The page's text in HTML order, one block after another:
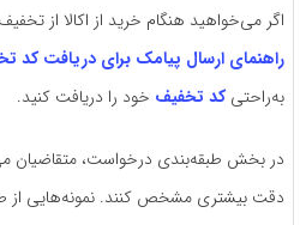
اگر می‌خواهید هنگام خرید از اکالا از
راهنمای ارسال پیامک برای دریافت کد
به‌راحتیکد تخفیف خود را دریافت کنید.
در بخش طبقه‌بندی درخواست، متقاضیان
دقت بیشتری مشخص کنند. نمونه‌هایی از